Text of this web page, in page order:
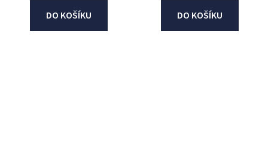
DO KOŠÍKU DO KOŠÍKU